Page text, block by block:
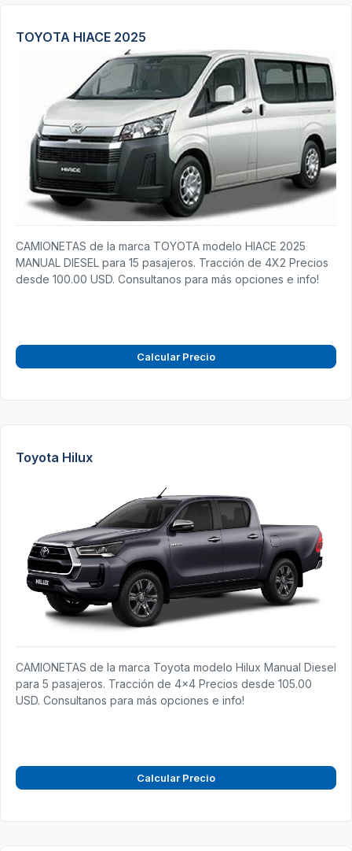
TOYOTA HIACE 2025
CAMIONETAS de la marca TOYOTA modelo HIACE 2025
MANUAL DIESEL para 15 pasajeros. Tracción de 4X2 Precios
desde 100.00 USD. Consultanos para más opciones e info!
Calcular Precio
Toyota Hilux
CAMIONETAS de la marca Toyota modelo Hilux Manual Diesel
para 5 pasajeros. Tracción de 4x4 Precios desde 105.00
USD. Consultanos para más opciones e info!
Calcular Precio